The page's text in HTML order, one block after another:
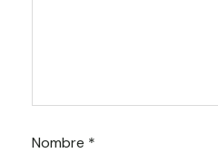
Nombre *